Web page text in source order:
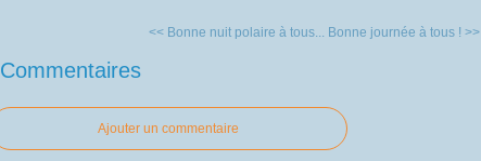
<< Bonne nuit polaire à tous... Bonne journée à tous ! >>
Commentaires
Ajouter un commentaire